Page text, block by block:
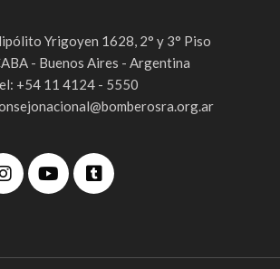
Yrigoyen 1628, 2° y 3° Piso
- Buenos Aires - Argentina
+54 11 4124 - 5550